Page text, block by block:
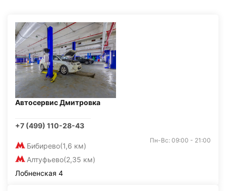
Автосервис Дмитровка
+7 (499) 110-28-43
Бибирево(1,6 км)
Алтуфьево(2,35 км)
Пн-Вс: 09:00 - 21:00
Лобненская 4